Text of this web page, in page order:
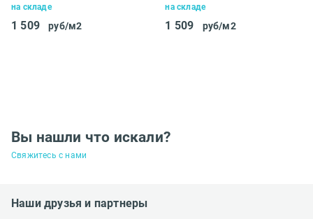
на складе
1 509 руб/м2
на складе
1 509 руб/м2
Вы нашли что искали?
Свяжитесь с нами
Наши друзья и партнеры